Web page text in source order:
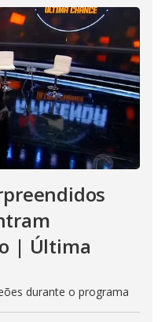
| Última
durante o programa